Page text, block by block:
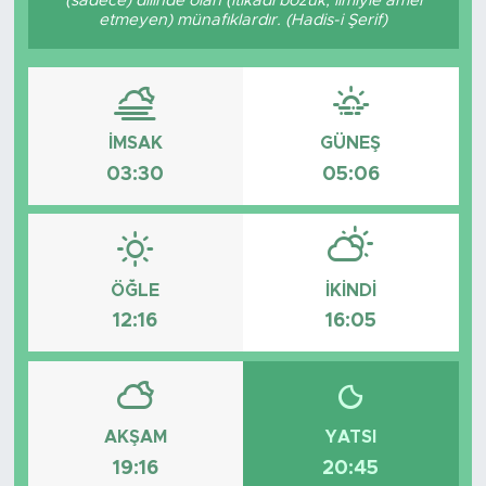
etmeyen) münafıklardır. (Hadis-i Şerif)
İMSAK
03:30
GÜNEŞ
05:06
ÖĞLE
12:16
İKINDI
16:05
AKŞAM
19:16
YATSI
20:45
Resmi İlanlar
Söyleşi
Foto Şaka
Teknoloji
Politika